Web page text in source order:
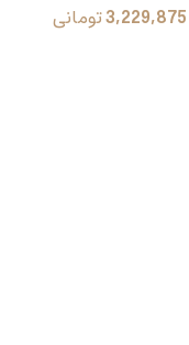
3,229,875تومانی